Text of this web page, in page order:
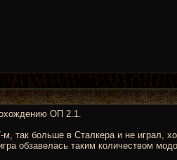
ОП 2.1.
так больше в Сталкера и не играл,
обзавелась таким количеством